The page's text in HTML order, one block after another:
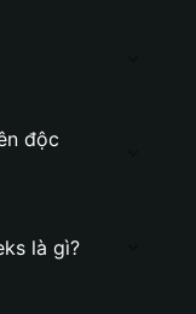
độc
là gì?